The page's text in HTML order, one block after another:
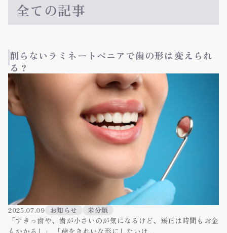
全ての記事
削らないラミネートベニアで歯の形は変えられ
る？
2025.07.09 お知らせ 未分類
「すきっ歯や、歯が小さいのが気になるけど、矯正は時間もお金
もかかるし」 「歯をきれいな形にしたいけ...